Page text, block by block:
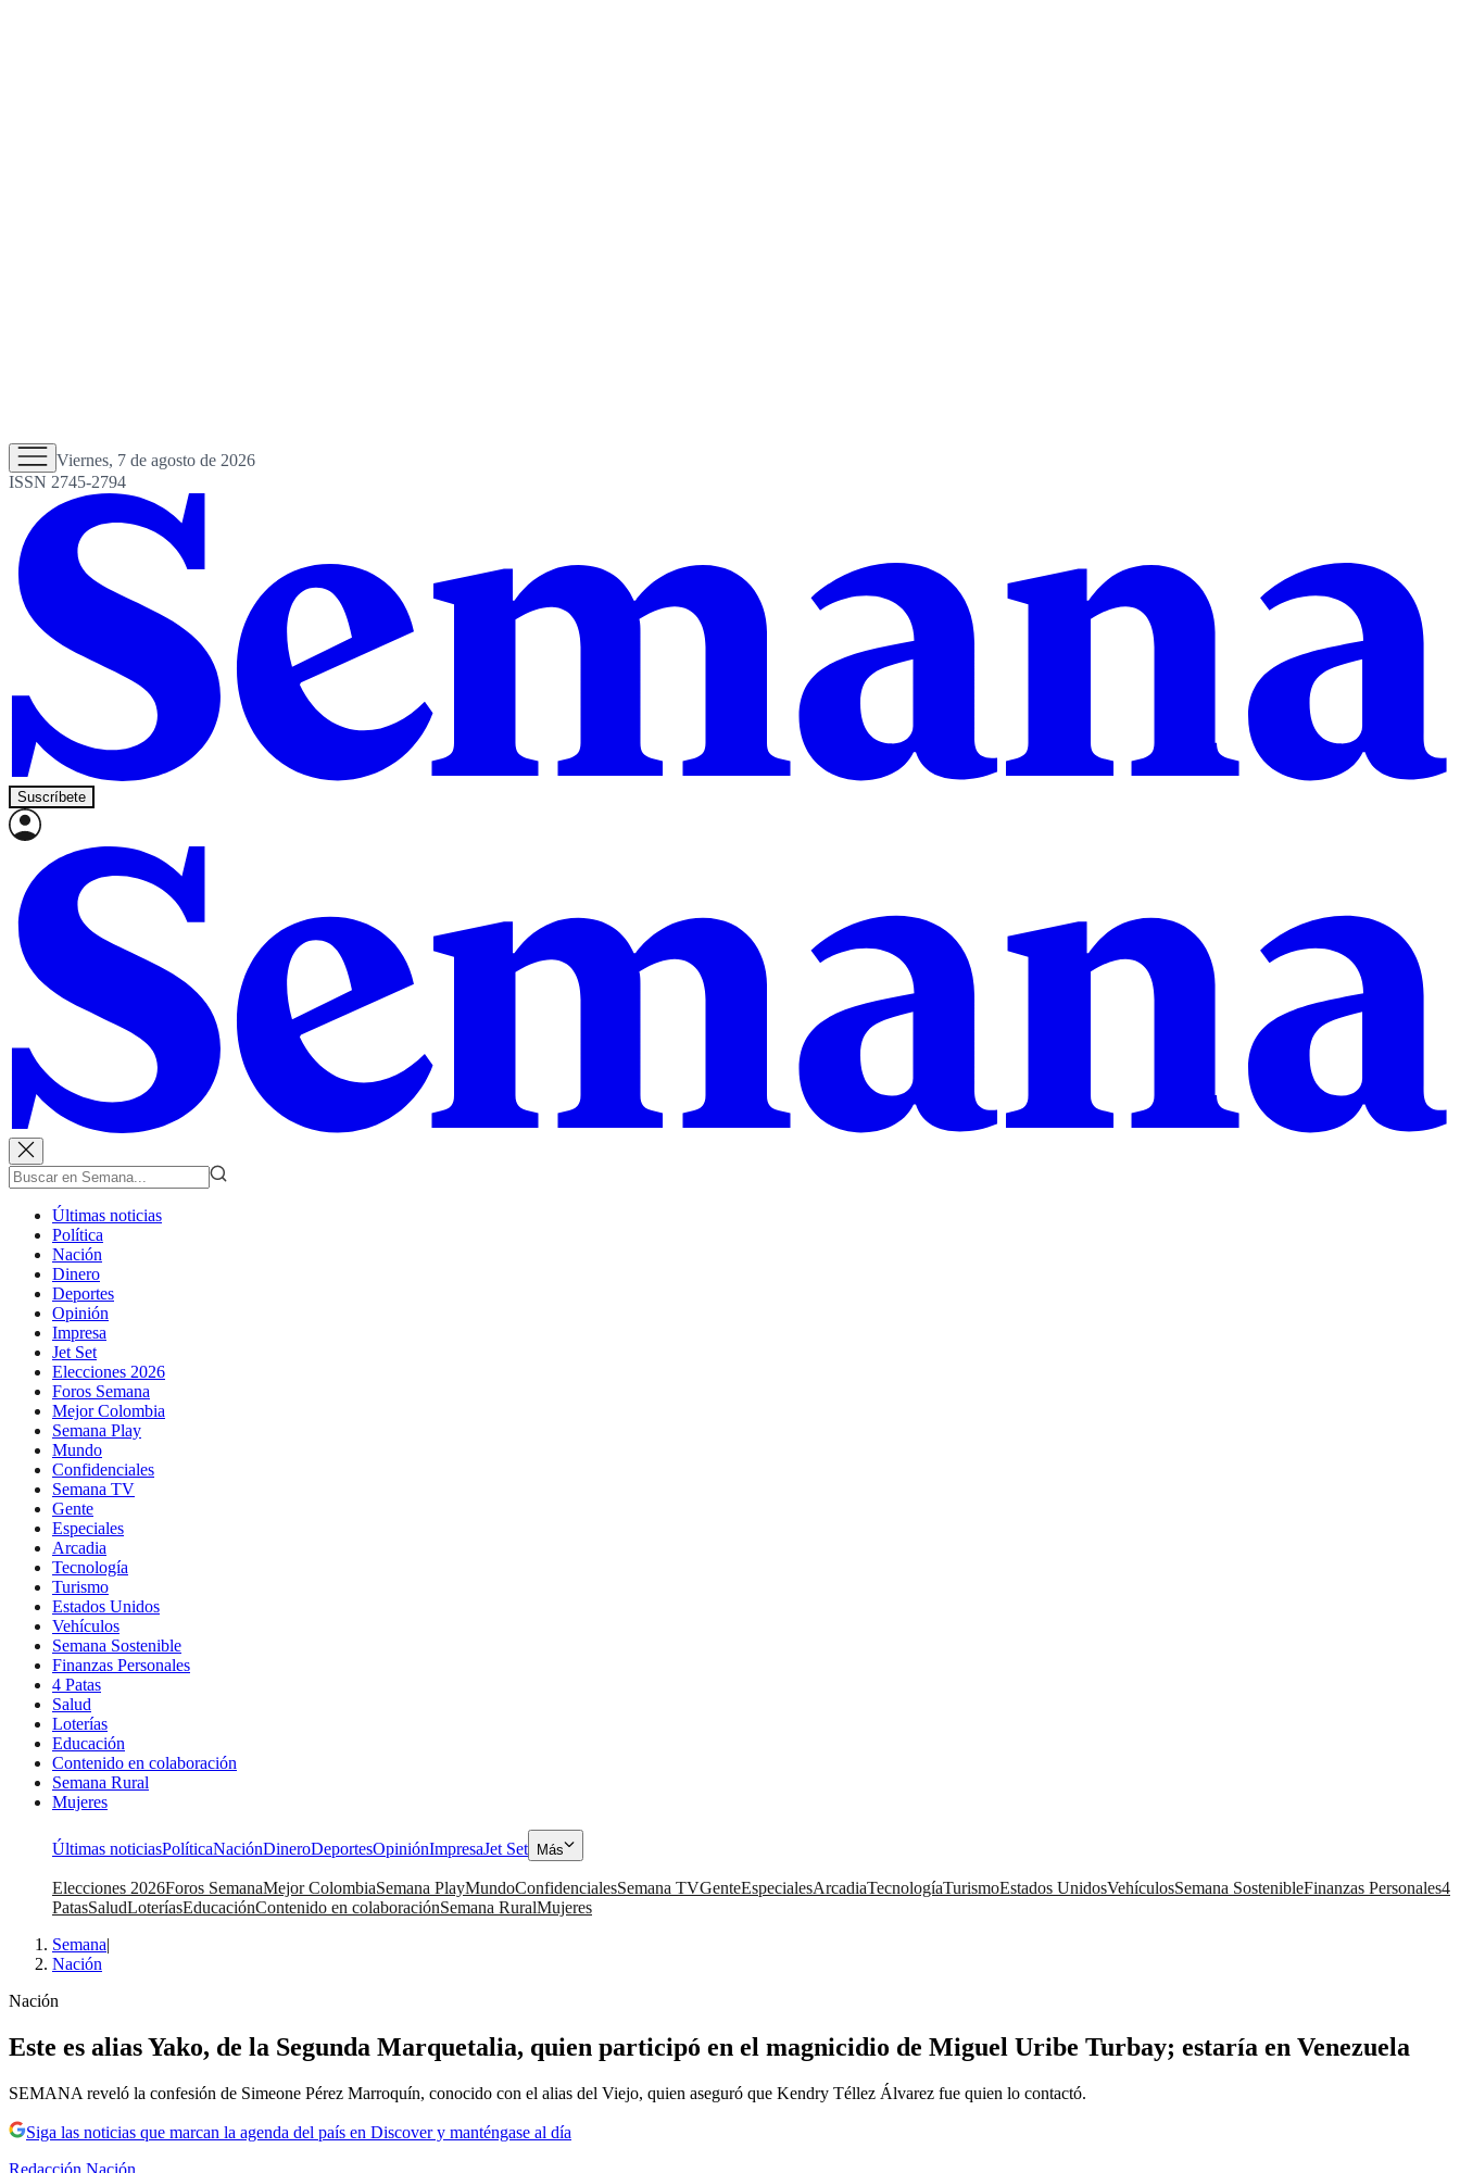
Viernes, 7 de agosto de 2026
ISSN 2745-2794
Suscríbete
Últimas noticias
Política
Nación
Dinero
Deportes
Opinión
Impresa
Jet Set
Elecciones 2026
Foros Semana
Mejor Colombia
Semana Play
Mundo
Confidenciales
Semana TV
Gente
Especiales
Arcadia
Tecnología
Turismo
Estados Unidos
Vehículos
Semana Sostenible
Finanzas Personales
4 Patas
Salud
Loterías
Educación
Contenido en colaboración
Semana Rural
Mujeres
Últimas noticiasPolíticaNaciónDineroDeportesOpiniónImpresaJet Set Más
Elecciones 2026Foros SemanaMejor ColombiaSemana PlayMundoConfidencialesSemana TVGenteEspecialesArcadiaTecnologíaTurismoEstados UnidosVehículosSemana SostenibleFinanzas Personales4
PatasSaludLoteríasEducaciónContenido en colaboraciónSemana RuralMujeres
Semana|
Nación
Nación
Este es alias Yako, de la Segunda Marquetalia, quien participó en el magnicidio de Miguel Uribe Turbay; estaría en Venezuela
SEMANA reveló la confesión de Simeone Pérez Marroquín, conocido con el alias del Viejo, quien aseguró que Kendry Téllez Álvarez fue quien lo contactó.
Siga las noticias que marcan la agenda del país en Discover y manténgase al día
Redacción Nación